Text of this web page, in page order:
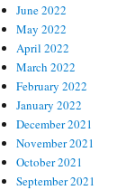
June 2022
May 2022
April 2022
March 2022
February 2022
January 2022
December 2021
November 2021
October 2021
September 2021